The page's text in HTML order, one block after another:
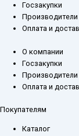
Госзакупки
Производители
Оплата и
О компании
Госзакупки
Производители
Оплата и
Покупателям
Каталог